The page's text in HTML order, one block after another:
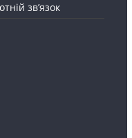
зв’язок